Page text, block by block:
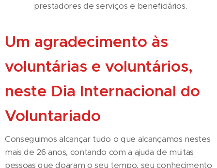
prestadores de serviços e beneficiários.
Um agradecimento às
voluntárias e voluntários,
neste Dia Internacional do
Voluntariado
Conseguimos alcançar tudo o que alcançamos nestes
mais de 26 anos, contando com a ajuda de muitas
pessoas que doaram o seu tempo, seu conhecimento